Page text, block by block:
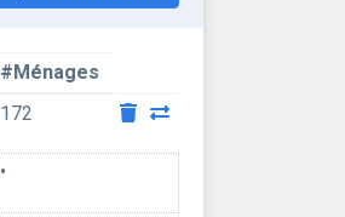
#Ménages
172
•